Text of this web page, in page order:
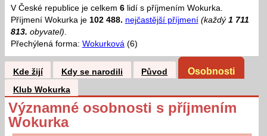
V České republice je celkem 6lidí s příjmením Wokurka.
Příjmení Wokurka je 102 488. nejčastější příjmení (každý 1 711
813. obyvatel).
Přechýlená forma: Wokurková(6)
Kde žijí Kdy se narodili Původ Osobnosti
Klub Wokurka
Významné osobnosti s příjmením
Wokurka